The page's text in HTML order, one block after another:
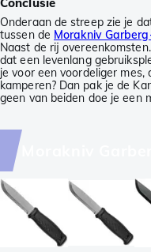
Onderaan de streep zie je
tussen de Morakniv
Naast de rij
dat een levenlang
je voor een voordeliger
kamperen? Dan pak je de
geen van beiden doe je een